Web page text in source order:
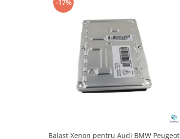
-17%
Balast Xenon pentru Audi BMW Peugeot